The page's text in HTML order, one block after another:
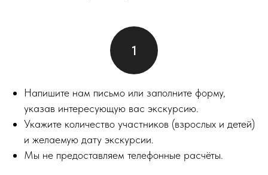
Напишите нам письмо или заполните форму,
указав интересующую вас экскурсию.
Укажите количество участников (взрослых и детей)
и желаемую дату экскурсии.
Мы не предоставляем телефонные расчёты.